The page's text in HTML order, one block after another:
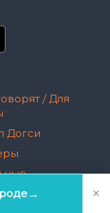
/ Для
Догси
→ ×